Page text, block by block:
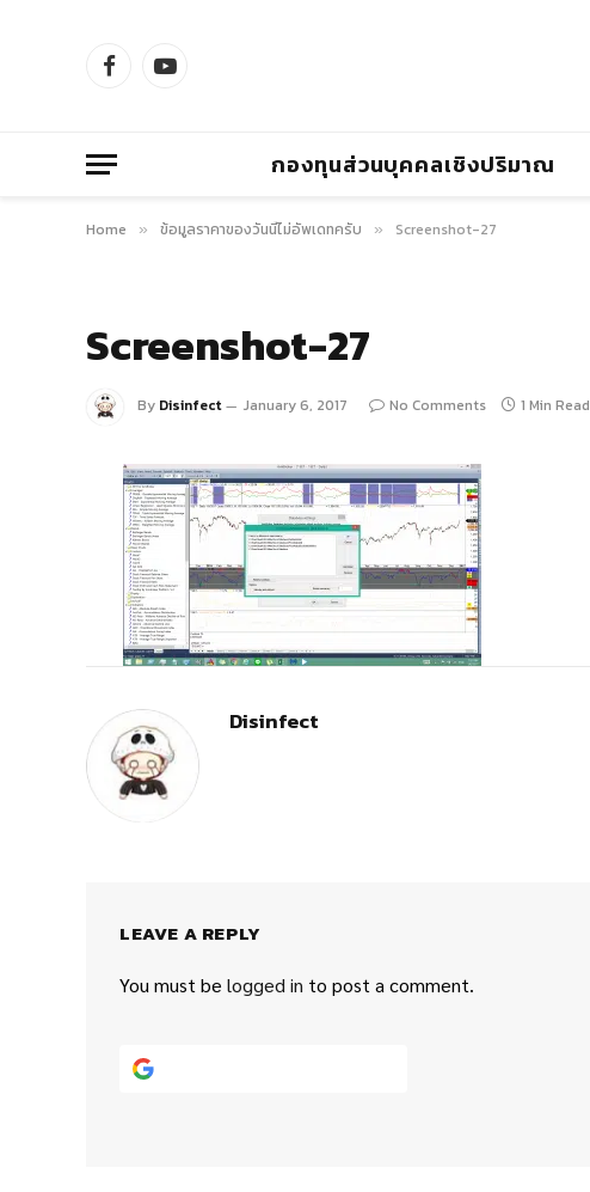
FacebookYouTube
กองทุนส่วนบุคคลเชิงปริมาณ
Home » ข้อมูลราคาของวันนี้ไม่อัพเดทครับ » Screenshot-27
Screenshot-27
By Disinfect January 6, 2017 No Comments 1 Min Read
Disinfect
LEAVE A REPLY
You must be logged in to post a comment.